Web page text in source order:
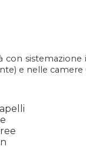
sistemazione
e nelle